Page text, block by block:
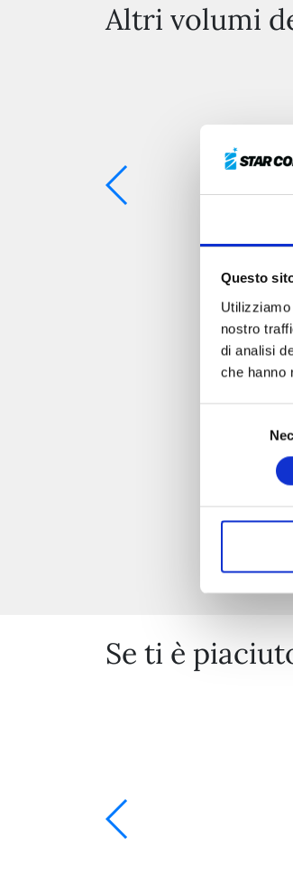
Questo
nostro
di analisi
che hanno
Altri volumi
Se ti è